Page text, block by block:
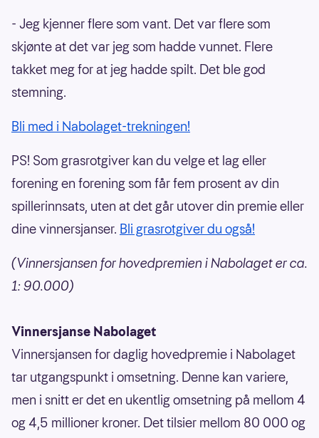
- Jeg kjenner flere som vant. Det var flere som
skjønte at det var jeg som hadde vunnet. Flere
takket meg for at jeg hadde spilt. Det ble god
stemning.
Bli med i Nabolaget-trekningen!
PS! Som grasrotgiver kan du velge et lag eller
forening en forening som får fem prosent av din
spillerinnsats, uten at det går utover din premie eller
dine vinnersjanser. Bli grasrotgiver du også!
(Vinnersjansen for hovedpremien i Nabolaget er ca.
1: 90.000)
Vinnersjanse Nabolaget
Vinnersjansen for daglig hovedpremie i Nabolaget
tar utgangspunkt i omsetning. Denne kan variere,
men i snitt er det en ukentlig omsetning på mellom 4
og 4,5 millioner kroner. Det tilsier mellom 80 000 og